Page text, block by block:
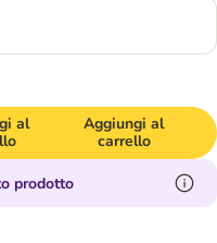
al
Aggiungi al
carrello
prodotto